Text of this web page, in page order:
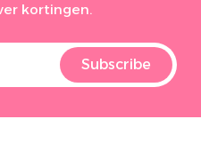
kortingen.
Subscribe